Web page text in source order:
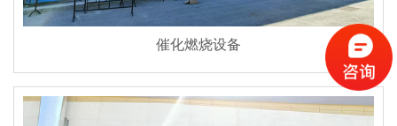
催化燃烧设备